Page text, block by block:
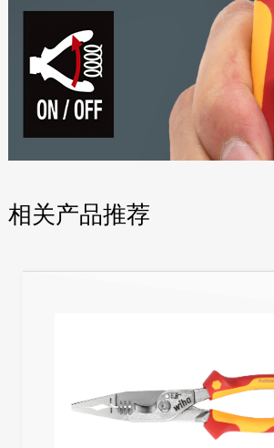
相关产品推荐